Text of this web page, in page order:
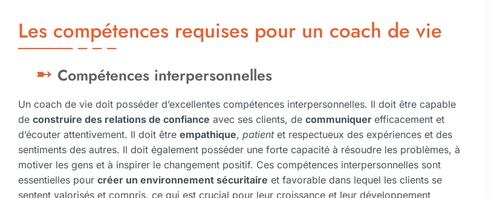
Les compétences requises pour un coach de vie
Compétences interpersonnelles
Un coach de vie doit posséder d’excellentes compétences interpersonnelles. Il doit être capable
de construire des relations de confiance avec ses clients, de communiquer efficacement et
d’écouter attentivement. Il doit être empathique, patient et respectueux des expériences et des
sentiments des autres. Il doit également posséder une forte capacité à résoudre les problèmes, à
motiver les gens et à inspirer le changement positif. Ces compétences interpersonnelles sont
essentielles pour créer un environnement sécuritaire et favorable dans lequel les clients se
sentent valorisés et compris, ce qui est crucial pour leur croissance et leur développement